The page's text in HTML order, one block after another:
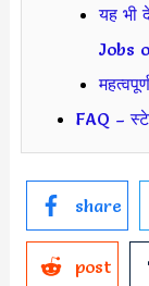
यह
Jobs
FAQ –
share
post